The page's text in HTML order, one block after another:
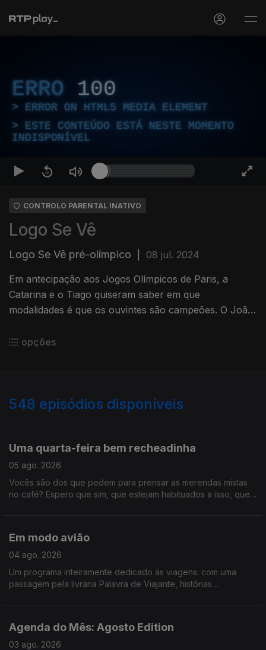
ERRO 100
ERROR ON HTML5 MEDIA ELEMENT
ESTE CONTEÚDO ESTÁ NESTE MOMENTO
INDISPONÍVEL
CONTROLO PARENTAL INATIVO
Logo Se Vê
Logo Se Vê pré-olímpico 08 jul. 2024
Em antecipação aos Jogos Olímpicos de Paris, a
Catarina e o Tiago quiseram saber em que
modalidades é que os ouvintes são campeões. O João
reportagem Dias Contados.
opções
548 episódios disponíveis
Uma quarta-feira bem recheadinha
05 ago. 2026
Vocês são dos que pedem para prensar as merendas mistas
no café? Espero que sim, que estejam habituados a isso, que
em Bicicleta e ainda demos um saltinho à primeira noite do
Vagos Metal Fest. Só mesmo neste estabelecimento - Logo Se
Em modo avião
04 ago. 2026
Um programa inteiramente dedicado às viagens: com uma
passagem pela livraria Palavra de Viajante, histórias
assombro".
Agenda do Mês: Agosto Edition
03 ago. 2026